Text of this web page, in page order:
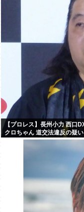
【プロレス】長州小力 西口
クロちゃん 道交法違反の疑